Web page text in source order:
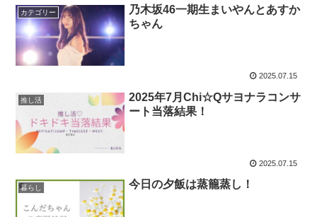
カテゴリー
乃木坂46一期生まいやんとあすか
ちゃん
2025.07.15
推し活
2025年7月Chi☆Qサヨナラコンサ
ート当落結果！
2025.07.15
暮らし 今日の夕飯は蒸籠蒸し！